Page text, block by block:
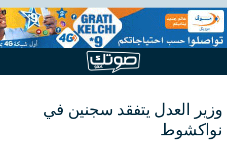
وزير العدل يتفقد سجنين في
نواكشوط